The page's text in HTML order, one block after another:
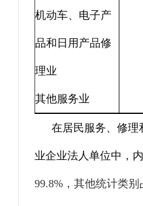
机动车、电子产
品和日用产品修
理业
其他服务业
在居民服务、修理
业企业法人单位中，
99.8% ，其他统计类别